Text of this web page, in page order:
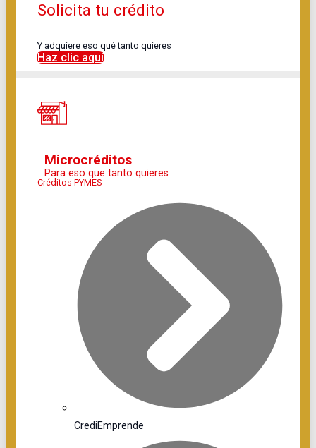
Solicita tu crédito
Y adquiere eso qué tanto quieres
Haz clic aquí
Microcréditos
Para eso que tanto quieres
Créditos PYMES
CrediEmprende